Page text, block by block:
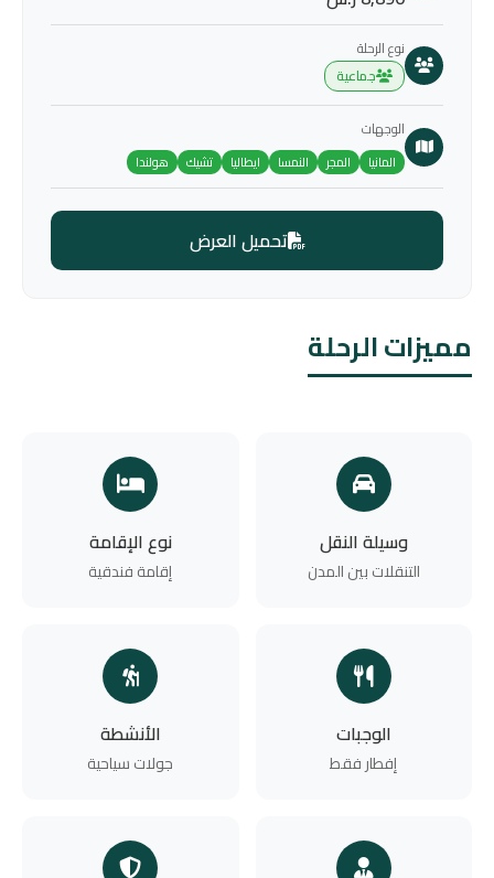
مميزات الرحلة
وسيلة النقل
التنقلات بين المدن
نوع الإقامة
إقامة فندقية
الوجبات
إفطار فقط
الأنشطة
جولات سياحية
نوع الرحلة
جماعية
الوجهات
المانيا المجر النمسا ايطاليا تشيك هولندا
تحميل العرض